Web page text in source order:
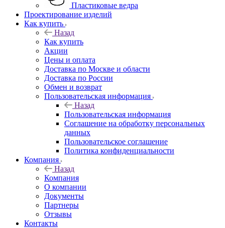
Пластиковые ведра
Проектирование изделий
Как купить
Назад
Как купить
Акции
Цены и оплата
Доставка по Москве и области
Доставка по России
Обмен и возврат
Пользовательская информация
Назад
Пользовательская информация
Соглашение на обработку персональных
данных
Пользовательское соглашение
Политика конфиденциальности
Компания
Назад
Компания
О компании
Документы
Партнеры
Отзывы
Контакты